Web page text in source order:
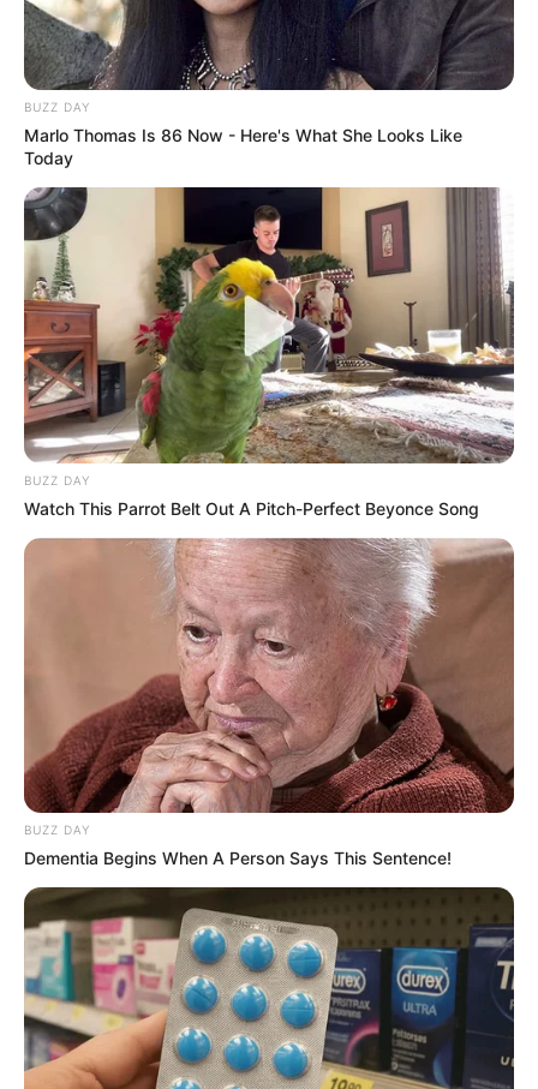
BUZZ DAY
Marlo Thomas Is 86 Now - Here's What She Looks Like
Today
BUZZ DAY
Watch This Parrot Belt Out A Pitch-Perfect Beyonce Song
BUZZ DAY
Dementia Begins When A Person Says This Sentence!